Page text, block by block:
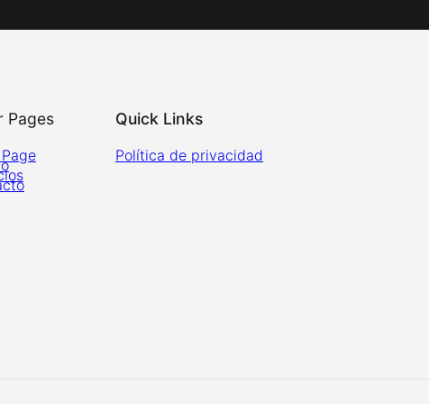
Pages Quick Links
Política de privacidad